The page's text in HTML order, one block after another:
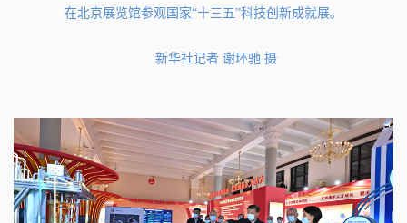
在北京展览馆参观国家“十三五”科技创新成就展。
新华社记者 谢环驰 摄